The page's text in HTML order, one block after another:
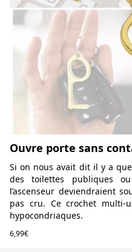
Ouvre porte sans
Si on nous avait dit il y a
des toilettes publiques
l’ascenseur deviendraient
pas cru. Ce crochet multi-
hypocondriaques.
6,99€